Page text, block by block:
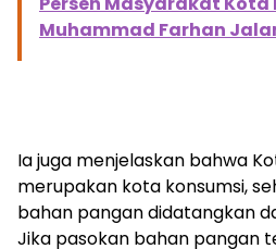
Muhammad Farhan
Ia juga menjelaskan bahwa
merupakan kota konsumsi,
bahan pangan didatangkan
Jika pasokan bahan pangan